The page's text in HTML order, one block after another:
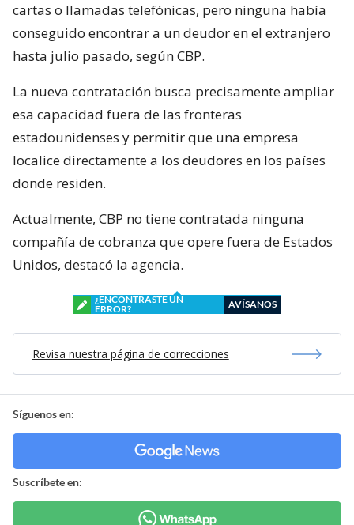
cartas o llamadas telefónicas, pero ninguna había
conseguido encontrar a un deudor en el extranjero
hasta julio pasado, según CBP.
La nueva contratación busca precisamente ampliar
esa capacidad fuera de las fronteras
estadounidenses y permitir que una empresa
localice directamente a los deudores en los países
donde residen.
Actualmente, CBP no tiene contratada ninguna
compañía de cobranza que opere fuera de Estados
Unidos, destacó la agencia.
¿ENCONTRASTE UN
ERROR?
AVÍSANOS
Revisa nuestra página de correcciones
Síguenos en:
Suscríbete en: